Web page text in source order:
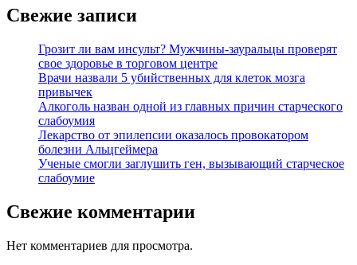
Свежие записи
Грозит ли вам инсульт? Мужчины-зауральцы проверят
свое здоровье в торговом центре
Врачи назвали 5 убийственных для клеток мозга
привычек
Алкоголь назван одной из главных причин старческого
слабоумия
Лекарство от эпилепсии оказалось провокатором
болезни Альцгеймера
Ученые смогли заглушить ген, вызывающий старческое
слабоумие
Свежие комментарии
Нет комментариев для просмотра.